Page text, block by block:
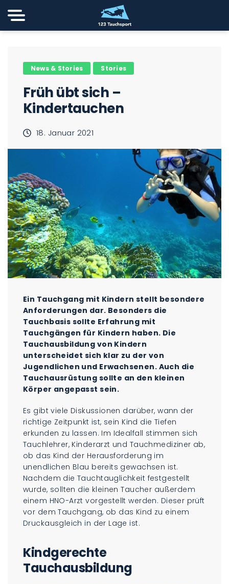
News & Stories Stories
Früh übt sich –
Kindertauchen
18. Januar 2021
Ein Tauchgang mit Kindern stellt besondere
Anforderungen dar. Besonders die
Tauchbasis sollte Erfahrung mit
Tauchgängen für Kindern haben. Die
Tauchausbildung von Kindern
unterscheidet sich klar zu der von
Jugendlichen und Erwachsenen. Auch die
Tauchausrüstung sollte an den kleinen
Körper angepasst sein.
Es gibt viele Diskussionen darüber, wann der
richtige Zeitpunkt ist, sein Kind die Tiefen
erkunden zu lassen. Im Idealfall stimmen sich
Tauchlehrer, Kinderarzt und Tauchmediziner ab,
ob das Kind der Herausforderung im
unendlichen Blau bereits gewachsen ist.
Nachdem die Tauchtauglichkeit festgestellt
wurde, sollten die kleinen Taucher außerdem
einem HNO-Arzt vorgestellt werden. Dieser prüft
vor dem Tauchgang, ob das Kind zu einem
Druckausgleich in der Lage ist.
Kindgerechte
Tauchausbildung